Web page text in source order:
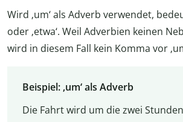
Wird ‚um‘ als Adverb verwendet,
oder ‚etwa‘. Weil Adverbien keinen
wird in diesem Fall kein Komma vor
Beispiel: ‚um‘ als Adverb
Die Fahrt wird um die zwei